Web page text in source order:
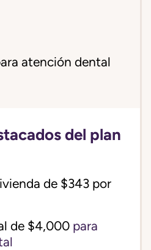
atención dental
del plan
de $343 por
de $4,000 para